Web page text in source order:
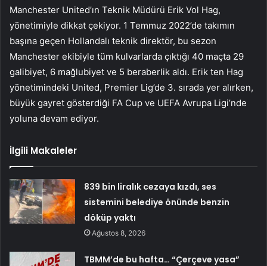
Manchester United’ın Teknik Müdürü Erik Vol Hag,
yönetimiyle dikkat çekiyor. 1 Temmuz 2022’de takımın
başına geçen Hollandalı teknik direktör, bu sezon
Manchester ekibiyle tüm kulvarlarda çıktığı 40 maçta 29
galibiyet, 6 mağlubiyet ve 5 beraberlik aldı. Erik ten Hag
yönetimindeki United, Premier Lig’de 3. sırada yer alırken,
büyük gayret gösterdiği FA Cup ve UEFA Avrupa Ligi’nde
yoluna devam ediyor.
İlgili Makaleler
839 bin liralık cezaya kızdı, ses
sistemini belediye önünde benzin
döküp yaktı
Ağustos 8, 2026
TBMM’de bu hafta… “Çerçeve yasa”